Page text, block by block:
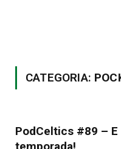
CATEGORIA:
PodCeltics #89 –